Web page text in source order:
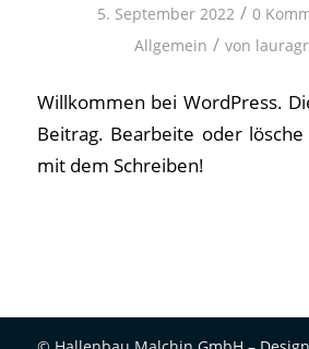
5. September 2022 / 0
Allgemein / von
Willkommen bei WordPress.
Beitrag. Bearbeite oder
mit dem Schreiben!